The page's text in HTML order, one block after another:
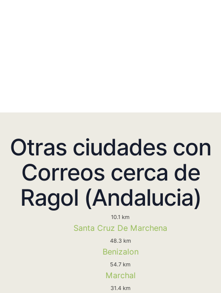
Otras ciudades con
Correos cerca de
Ragol (Andalucia)
10.1 km
Santa Cruz De Marchena
48.3 km
Benizalon
54.7 km
Marchal
31.4 km